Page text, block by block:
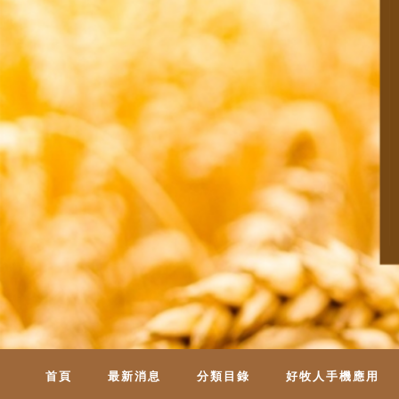
首頁 最新消息 分類目錄 好牧人手機應用